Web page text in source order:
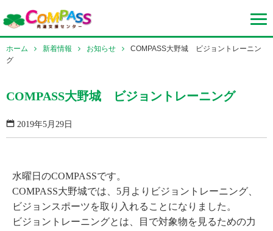
ホーム 新着情報 お知らせ
COMPASS大野城 ビジョントレーニン
グ
COMPASS大野城 ビジョントレーニング
2019年5月29日
水曜日のCOMPASSです。
COMPASS大野城では、5月よりビジョントレーニング、
ビジョンスポーツを取り入れることになりました。
ビジョントレーニングとは、目で対象物を見るための力